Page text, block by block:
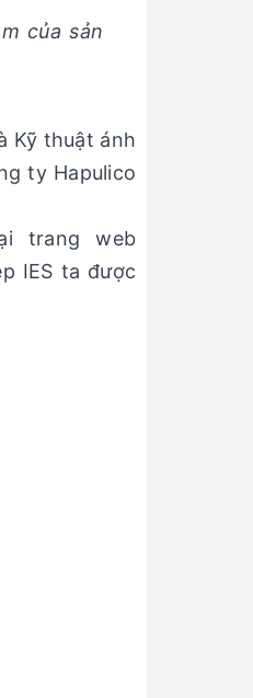
của sản
Kỹ thuật ánh
ty Hapulico
trang web
IES ta được